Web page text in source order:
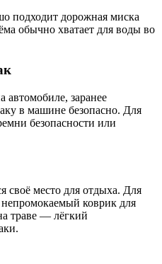
подходит дорожная миска
обычно хватает для воды во
автомобиле, заранее
в машине безопасно. Для
безопасности или
своё место для отдыха. Для
непромокаемый коврик для
траве — лёгкий